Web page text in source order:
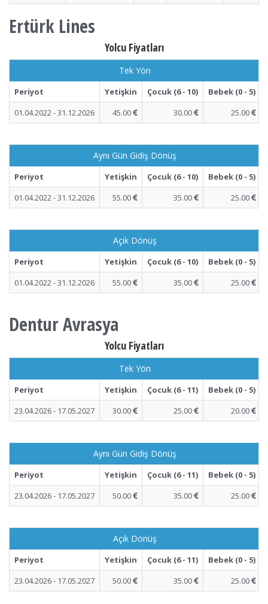
Ertürk Lines
Yolcu Fiyatları
Tek Yön
Periyot Yetişkin Çocuk (6 - 10)
Bebek (0 - 5)
01.04.2022 - 31.12.2026
45.00 30.00 25.00
Aynı Gün Gidiş Dönüş
Periyot Yetişkin Çocuk (6 - 10)
Bebek (0 - 5)
01.04.2022 - 31.12.2026
55.00 35.00 25.00
Açık Dönüş
Periyot Yetişkin Çocuk (6 - 10)
Bebek (0 - 5)
01.04.2022 - 31.12.2026
55.00 35.00 25.00
Dentur Avrasya
Yolcu Fiyatları
Tek Yön
Periyot Yetişkin Çocuk (6 - 11)
Bebek (0 - 5)
23.04.2026 - 17.05.2027
30.00 25.00 20.00
Aynı Gün Gidiş Dönüş
Periyot Yetişkin Çocuk (6 - 11)
Bebek (0 - 5)
23.04.2026 - 17.05.2027
50.00 35.00 25.00
Açık Dönüş
Periyot Yetişkin Çocuk (6 - 11)
Bebek (0 - 5)
23.04.2026 - 17.05.2027
50.00 35.00 25.00